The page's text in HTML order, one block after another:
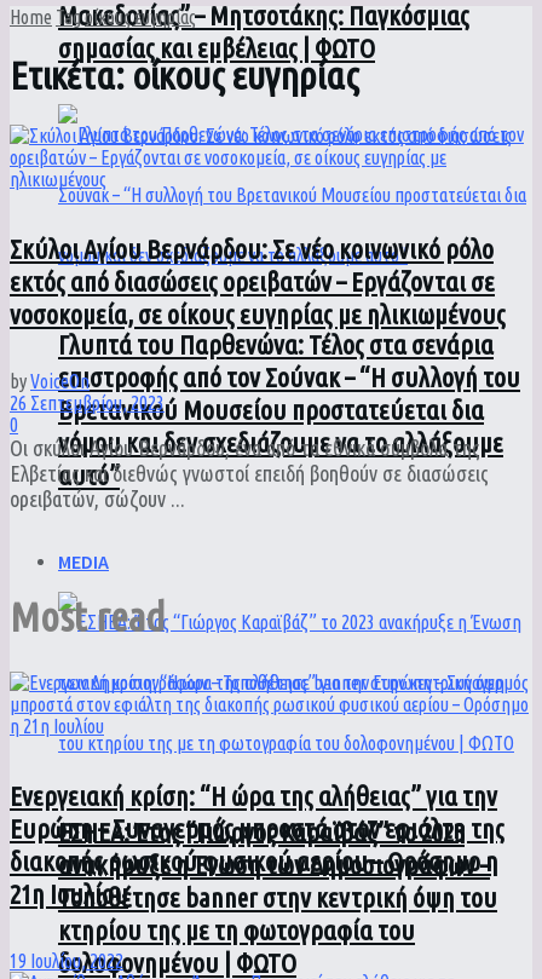
Μακεδονίας” – Μητσοτάκης: Παγκόσμιας
σημασίας και εμβέλειας | ΦΩΤΟ
Γλυπτά του Παρθενώνα: Τέλος στα σενάρια
επιστροφής από τον Σούνακ – “Η συλλογή του
Βρετανικού Μουσείου προστατεύεται δια
νόμου και δεν σχεδιάζουμε να το αλλάξουμε
αυτό”
MEDIA
ΕΣΗΕΑ: Έτος “Γιώργος Καραϊβάζ” το 2023
ανακήρυξε η Ένωση των Δημοσιογράφων –
Τοποθέτησε banner στην κεντρική όψη του
κτηρίου της με τη φωτογραφία του
δολοφονημένου | ΦΩΤΟ
Home Tagοίκους ευγηρίας
Ετικέτα:οίκους ευγηρίας
Σκύλοι Αγίου Βερνάρδου: Σε νέο κοινωνικό ρόλο
εκτός από διασώσεις ορειβατών – Εργάζονται σε
νοσοκομεία, σε οίκους ευγηρίας με ηλικιωμένους
byVoiceOn
26 Σεπτεμβρίου, 2023
0
Οι σκύλοι Αγίου Βερνάρδου, ένα από τα εθνικά σύμβολα της
Ελβετίας και διεθνώς γνωστοί επειδή βοηθούν σε διασώσεις
ορειβατών, σώζουν ...
Most read
Ενεργειακή κρίση: “Η ώρα της αλήθειας” για την
Ευρώπη – Συναγερμός μπροστά στον εφιάλτη της
διακοπής ρωσικού φυσικού αερίου – Ορόσημο η
21η Ιουλίου
19 Ιουλίου, 2022